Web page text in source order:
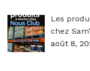
Les
chez
août 8,